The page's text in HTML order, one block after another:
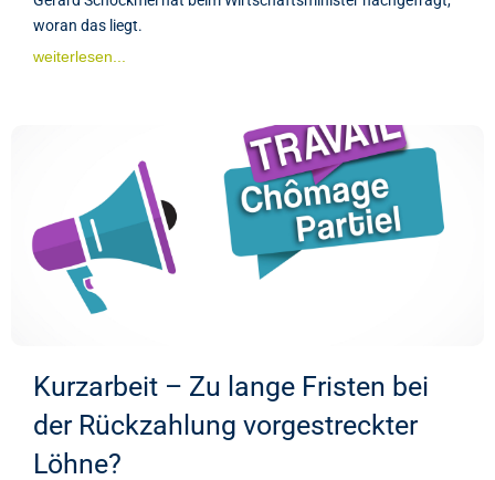
woran das liegt.
weiterlesen...
Kurzarbeit – Zu lange Fristen bei
der Rückzahlung vorgestreckter
Löhne?